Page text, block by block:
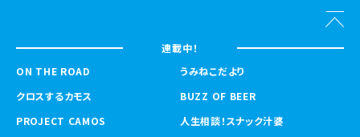
連載中！
ON THE ROAD
クロスするカモス
PROJECT CAMOS
うみねこだより
BUZZ OF BEER
人生相談！スナック汁婆